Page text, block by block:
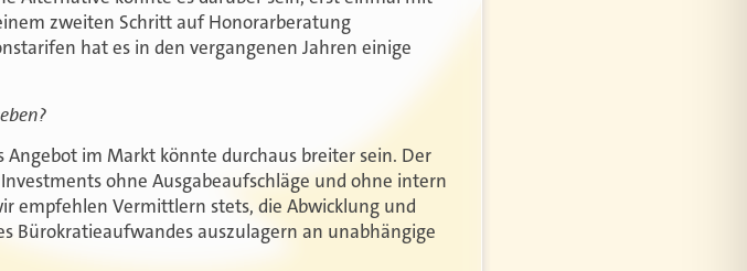
zweiten Schritt auf Honorarberatung
hat es in den vergangenen Jahren einige
im Markt könnte durchaus breiter sein. Der
ohne Ausgabeaufschläge und ohne intern
empfehlen Vermittlern stets, die Abwicklung und
Bürokratieaufwandes auszulagern an unabhängige